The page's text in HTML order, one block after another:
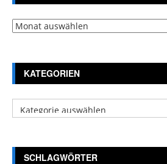
Archiv
KATEGORIEN
Kategorien
SCHLAGWÖRTER